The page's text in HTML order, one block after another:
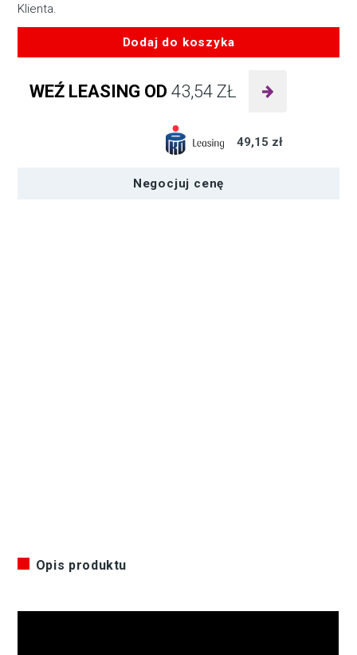
Klienta.
Dodaj do koszyka
Aputure
Panel
WEŹ LEASING OD43,54ZŁ
49,15 zł
Negocjuj cenę
Opis produktu